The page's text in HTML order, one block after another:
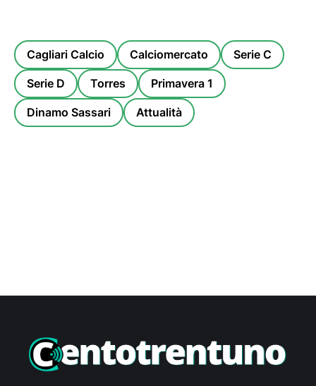
Cagliari Calcio Calciomercato Serie C
Serie D Torres Primavera 1
Dinamo Sassari Attualità